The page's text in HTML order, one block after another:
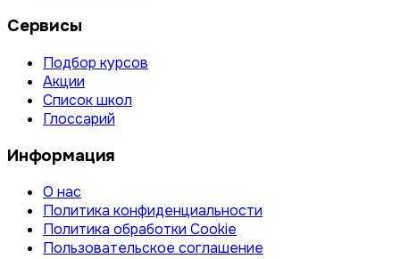
Сервисы
Подбор курсов
Акции
Список школ
Глоссарий
Информация
О нас
Политика конфиденциальности
Политика обработки Cookie
Пользовательское соглашение